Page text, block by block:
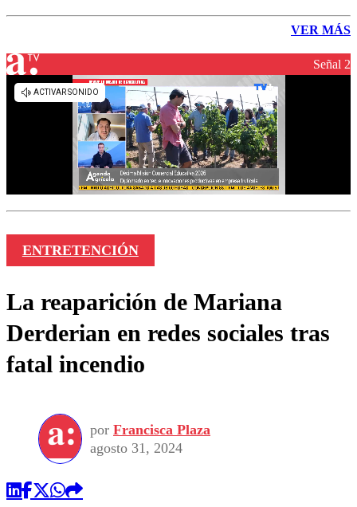
VER MÁS
Señal 2
ENTRETENCIÓN
La reaparición de Mariana
Derderian en redes sociales tras
fatal incendio
por Francisca Plaza
agosto 31, 2024